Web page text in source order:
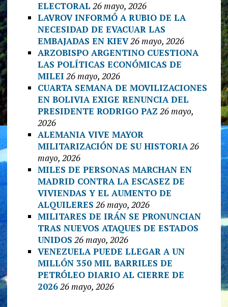
ELECTORAL 26 mayo, 2026
LAVROV INFORMÓ A RUBIO DE LA
NECESIDAD DE EVACUAR LAS
EMBAJADAS EN KIEV26 mayo, 2026
ARZOBISPO ARGENTINO CUESTIONA
LAS POLÍTICAS ECONÓMICAS DE
MILEI 26 mayo, 2026
CUARTA SEMANA DE MOVILIZACIONES
EN BOLIVIA EXIGE RENUNCIA DEL
PRESIDENTE RODRIGO PAZ 26 mayo,
2026
ALEMANIA VIVE MAYOR
MILITARIZACIÓN DE SU HISTORIA26
mayo, 2026
MILES DE PERSONAS MARCHAN EN
MADRID CONTRA LA ESCASEZ DE
VIVIENDAS Y EL AUMENTO DE
ALQUILERES 26 mayo, 2026
MILITARES DE IRÁN SE PRONUNCIAN
TRAS NUEVOS ATAQUES DE ESTADOS
UNIDOS 26 mayo, 2026
VENEZUELA PUEDE LLEGAR A UN
MILLÓN 350 MIL BARRILES DE
PETRÓLEO DIARIO AL CIERRE DE
202626 mayo, 2026